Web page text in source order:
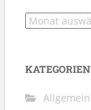
Archiv
KATEGORIEN
Allgemein